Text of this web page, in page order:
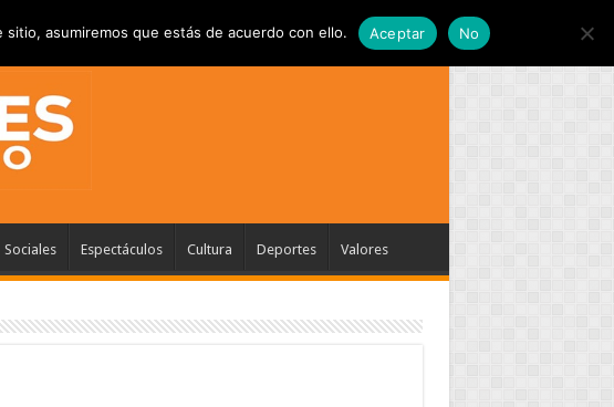
Sociales Espectáculos Cultura Deportes Valores
asumiremos que estás de acuerdo con ello. Aceptar No